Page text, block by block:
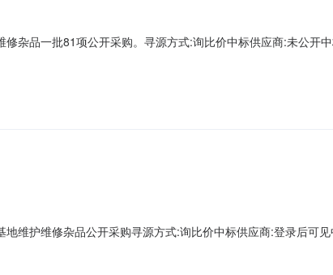
杂品一批81项公开采购。寻源方式:询比价中标供应商:未公开
维护维修杂品公开采购寻源方式:询比价中标供应商:登录后可